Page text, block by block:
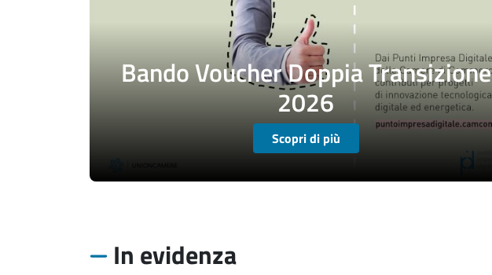
Bando Voucher Doppia Transizione
2026
Scopri di più
In evidenza